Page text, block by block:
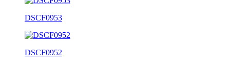
DSCF0953
DSCF0952